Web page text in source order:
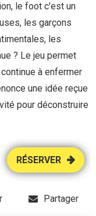
le foot c'est un
les garçons
les
? Le jeu permet
à enfermer
une idée reçue
pour déconstruire
RÉSERVER
Partager